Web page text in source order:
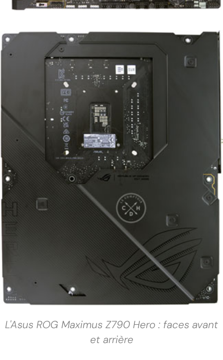
L'Asus ROG Maximus Z790 Hero : faces avant
et arrière